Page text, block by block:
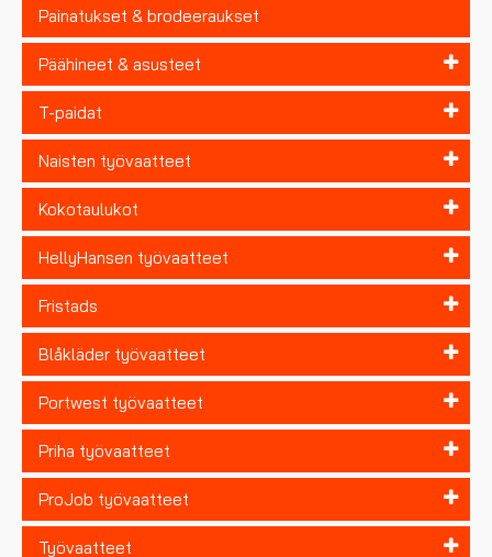
Painatukset & brodeeraukset
Päähineet & asusteet
T-paidat
Naisten työvaatteet
Kokotaulukot
HellyHansen työvaatteet
Fristads
Blåkläder työvaatteet
Portwest työvaatteet
Priha työvaatteet
ProJob työvaatteet
Työvaatteet